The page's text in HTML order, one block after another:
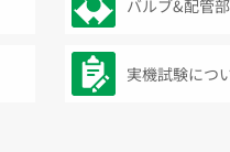
バルブ&配管
実機試験につ